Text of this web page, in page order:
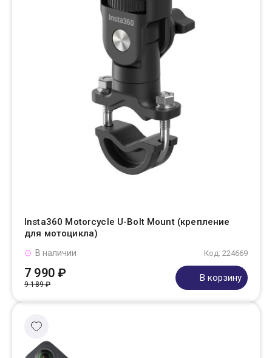
Insta360 Motorcycle U-Bolt Mount (крепление
для мотоцикла)
Код: 224669
В наличии
7 990 ₽
9 189 ₽
В корзину